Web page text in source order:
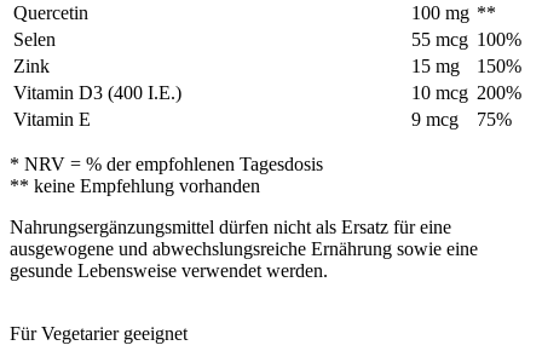
Quercetin
100 mg **
Selen
55 mcg 100%
Zink
15 mg
150%
Vitamin D3 (400 I.E.)
10 mcg 200%
Vitamin E
9 mcg 75%
* NRV = % der empfohlenen Tagesdosis
** keine Empfehlung vorhanden
Nahrungsergänzungsmittel dürfen nicht als Ersatz für eine
ausgewogene und abwechslungsreiche Ernährung sowie eine
gesunde Lebensweise verwendet werden.
Für Vegetarier geeignet